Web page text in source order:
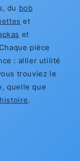
du bob
et
et
pièce
: allier utilité
trouviez le
quelle que
.